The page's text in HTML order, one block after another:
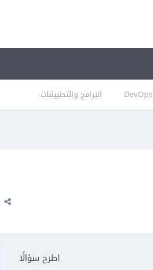
DevOps البرامج والتطبيقات
اطرح سؤالًا